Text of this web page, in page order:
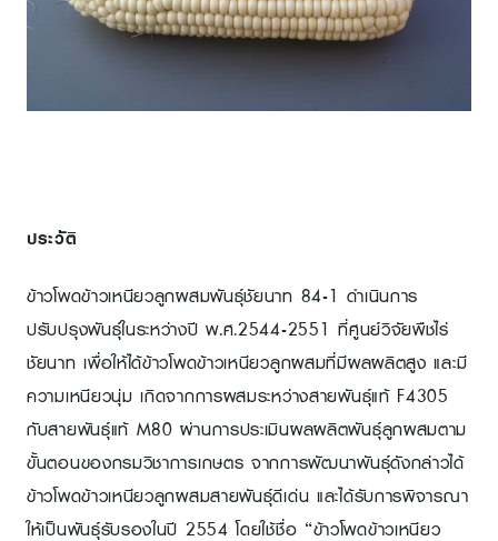
ประวัติ
ข้าวโพดข้าวเหนียวลูกผสมพันธุ์ชัยนาท 84-1 ดำเนินการ
ปรับปรุงพันธุ์ในระหว่างปี พ.ศ.2544-2551 ที่ศูนย์วิจัยพืชไร่
ชัยนาท เพื่อให้ได้ข้าวโพดข้าวเหนียวลูกผสมที่มีผลผลิตสูง และมี
ความเหนียวนุ่ม เกิดจากการผสมระหว่างสายพันธุ์แท้ F4305
กับสายพันธุ์แท้ M80 ผ่านการประเมินผลผลิตพันธุ์ลูกผสมตาม
ขั้นตอนของกรมวิชาการเกษตร จากการพัฒนาพันธุ์ดังกล่าวได้
ข้าวโพดข้าวเหนียวลูกผสมสายพันธุ์ดีเด่น และได้รับการพิจารณา
ให้เป็นพันธุ์รับรองในปี 2554 โดยใช้ชื่อ “ข้าวโพดข้าวเหนียว